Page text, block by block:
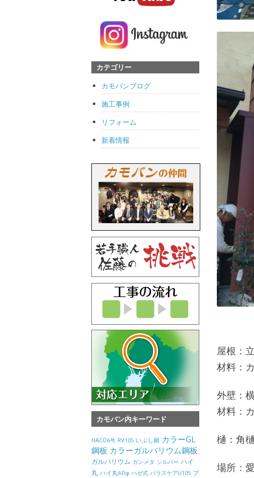
屋根：
材料：
外壁：
材料：
樋：角
場所：
カテゴリー
カモバンブログ
施工事例
リフォーム
新着情報
カモバン内キーワード
HACO6号 RV105 いぶし銀 カラーGL
鋼板 カラーガルバリウム鋼板
ガルバリウム ガンメタ シルバー ハイ
丸 ハイ丸60φ ハゼ式 パラスケアU105 ブ